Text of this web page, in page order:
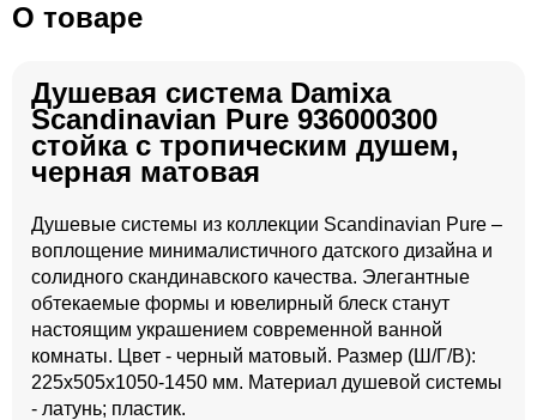
О товаре
Душевая система Damixa
Scandinavian Pure 936000300
стойка с тропическим душем,
черная матовая
Душевые системы из коллекции Scandinavian Pure –
воплощение минималистичного датского дизайна и
солидного скандинавского качества. Элегантные
обтекаемые формы и ювелирный блеск станут
настоящим украшением современной ванной
комнаты. Цвет - черный матовый. Размер (Ш/Г/В):
225x505x1050-1450 мм. Материал душевой системы
- латунь; пластик.